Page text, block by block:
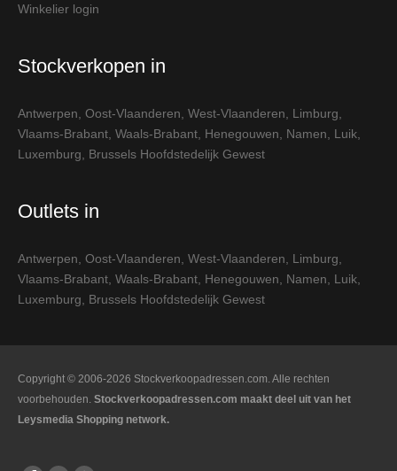
Winkelier login
Stockverkopen in
Antwerpen Oost-Vlaanderen West-Vlaanderen Limburg
Vlaams-Brabant Waals-Brabant Henegouwen Namen Luik
Luxemburg
Brussels Hoofdstedelijk Gewest
Outlets in
Antwerpen Oost-Vlaanderen West-Vlaanderen Limburg
Vlaams-Brabant Waals-Brabant Henegouwen Namen Luik
Luxemburg
Brussels Hoofdstedelijk Gewest
Copyright © 2006-2026 Stockverkoopadressen.com. Alle rechten
voorbehouden. Stockverkoopadressen.com maakt deel uit van het
Leysmedia Shopping network.